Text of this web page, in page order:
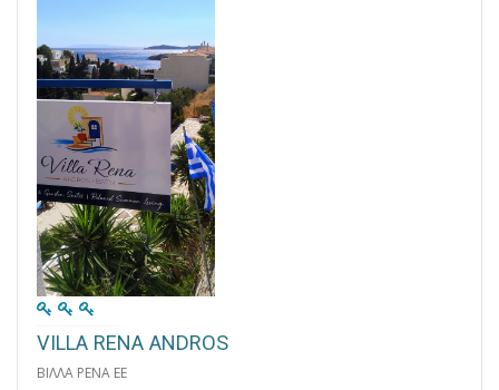
VILLA RENA ANDROS
ΒΙΛΛΑ ΡΕΝΑ ΕΕ